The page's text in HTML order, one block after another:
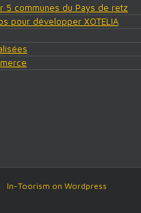
5 communes du Pays de retz
pour développer XOTELIA
In-Toorism on Wordpress